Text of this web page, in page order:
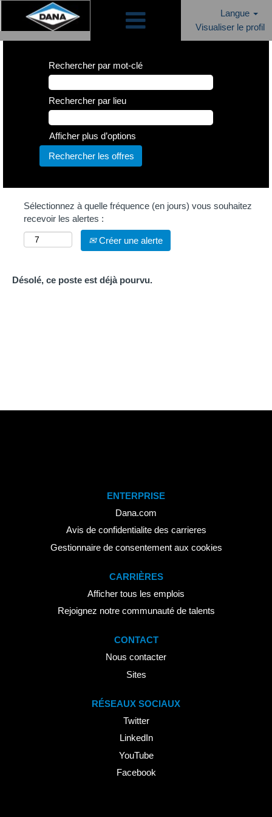
Langue
Visualiser le profil
Rechercher par mot-clé
Rechercher par lieu
Afficher plus d’options
Sélectionnez à quelle fréquence (en jours) vous souhaitez
recevoir les alertes :
Créer une alerte
Désolé, ce poste est déjà pourvu.
ENTERPRISE
Dana.com
Avis de confidentialite des carrieres
Gestionnaire de consentement aux cookies
CARRIÈRES
Afficher tous les emplois
Rejoignez notre communauté de talents
CONTACT
Nous contacter
Sites
RÉSEAUX SOCIAUX
Twitter
LinkedIn
YouTube
Facebook